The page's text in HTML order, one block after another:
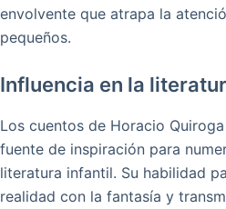
envolvente que atrapa la
pequeños.
Influencia en la
Los cuentos de Horacio
fuente de inspiración para
literatura infantil. Su habilidad
realidad con la fantasía y